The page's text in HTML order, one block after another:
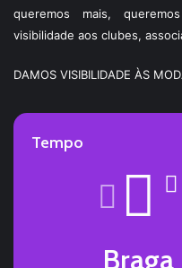
queremos mais,
visibilidade aos clubes,
DAMOS VISIBILIDADE ÀS
Tempo
Braga